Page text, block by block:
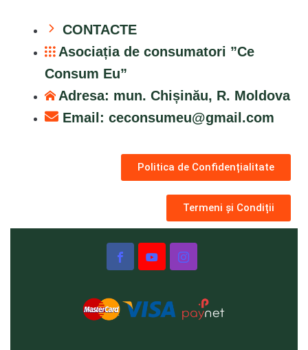
CONTACTE
Asociația de consumatori ”Ce
Consum Eu”
Adresa: mun. Chișinău, R. Moldova
Email: ceconsumeu@gmail.com
Politica de Confidențialitate
Termeni și Condiții